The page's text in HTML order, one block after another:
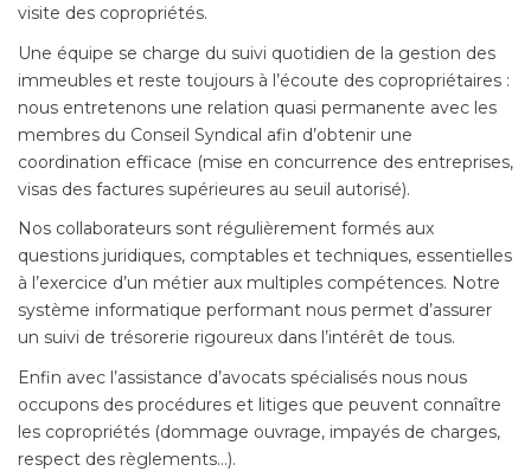
visite des copropriétés.
Une équipe se charge du suivi quotidien de la gestion des
immeubles et reste toujours à l’écoute des copropriétaires :
nous entretenons une relation quasi permanente avec les
membres du Conseil Syndical afin d’obtenir une
coordination efficace (mise en concurrence des entreprises,
visas des factures supérieures au seuil autorisé).
Nos collaborateurs sont régulièrement formés aux
questions juridiques, comptables et techniques, essentielles
à l’exercice d’un métier aux multiples compétences. Notre
système informatique performant nous permet d’assurer
un suivi de trésorerie rigoureux dans l’intérêt de tous.
Enfin avec l’assistance d’avocats spécialisés nous nous
occupons des procédures et litiges que peuvent connaître
les copropriétés (dommage ouvrage, impayés de charges,
respect des règlements…).